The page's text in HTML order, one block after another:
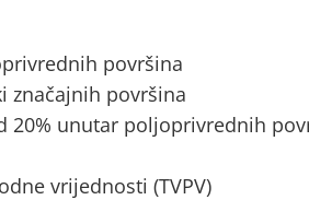
površina
značajnih površina
20% unutar poljoprivrednih
vrijednosti (TVPV)